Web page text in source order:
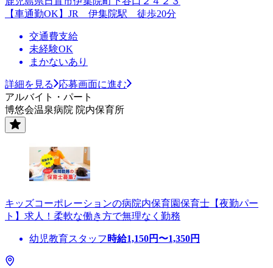
【車通勤OK】JR 伊集院駅 徒歩20分
交通費支給
未経験OK
まかないあり
詳細を見る
応募画面に進む
アルバイト・パート
博悠会温泉病院 院内保育所
キッズコーポレーションの病院内保育園保育士【夜勤パー
ト】求人！柔軟な働き方で無理なく勤務
幼児教育スタッフ 時給1,150円〜1,350円